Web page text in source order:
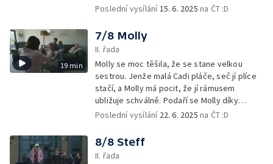
se s kamarády za to bude vždy stát?
Poslední vysílání15. 6. 2025 na ČT :D
19 min
7/8 Molly
II. řada
Molly se moc těšila, že se stane velkou
sestrou. Jenže malá Cadi pláče, seč jí plíce
stačí, a Molly má pocit, že jí rámusem
ubližuje schválně. Podaří se Molly díky
Přemyslovi zjistit, co jí trápí doopravdy?
Poslední vysílání 22. 6. 2025 na ČT :D
8/8 Steff
II. řada